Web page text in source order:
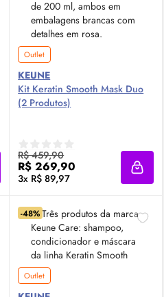
à sacola
Outlet
KEUNE
Kit Keratin Smooth Mask Duo
(2 Produtos)
R$ 459,90
R$ 269,90
3x R$ 89,97
-48%
Outlet